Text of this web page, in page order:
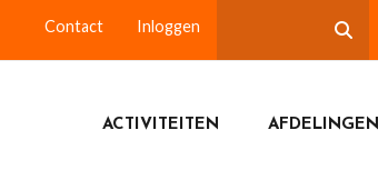
Contact Inloggen
ACTIVITEITEN AFDELINGEN